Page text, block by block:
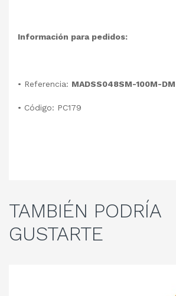
Información para pedidos:
• Referencia: MADSS048SM-100M-
• Código: PC179
TAMBIÉN PODRÍA
GUSTARTE